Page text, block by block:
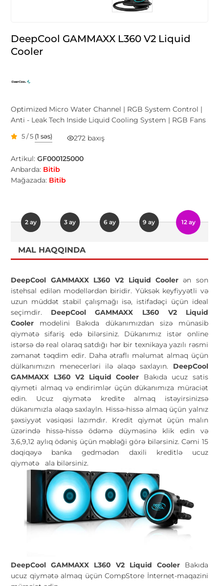
DeepCool GAMMAXX L360 V2 Liquid
Cooler
Optimized Micro Water Channel | RGB System Control |
Anti - Leak Tech Inside Liquid Cooling System | RGB Fans
5 / 5 (1 səs) 272 baxış
Artikul:GF000125000
Anbarda: Bitib
Mağazada: Bitib
2 ay 3 ay 6 ay 9 ay 12 ay
MAL HAQQINDA
DeepCool GAMMAXX L360 V2 Liquid Coolerən son
istehsal edilən modellərdən biridir. Yüksək keyfiyyətli və
uzun müddət stabil çalışmağı isə, istifadəçi üçün ideal
seçimdir. DeepCool GAMMAXX L360 V2 Liquid
Cooler modelini Bakıda dükanımızdan sizə münasib
qiymətə sifariş edə bilərsiniz. Dükanımız istər online
istərsə də real olaraq satdığı hər bir texnikaya yazılı rəsmi
zəmanət təqdim edir. Daha ətraflı məlumat almaq üçün
dülkanımızın menecerləri ilə əlaqə saxlayın. DeepCool
GAMMAXX L360 V2 Liquid Cooler Bakıda ucuz satis
qiymeti almaq və endirimlər üçün dükanımıza müraciət
edin. Ucuz qiymətə kredite almaq istəyirsinizsə
dükanımızla əlaqə saxlayln. Hissə-hissə almaq üçün yalnız
şəxsiyyət vəsiqəsi lazımdır. Kredit qiymət üçün malın
üzərində hissə-hissə ödəmə düyməsinə klik edin və
3,6,9,12 aylıq ödəniş üçün məbləği görə bilərsiniz. Cəmi 15
dəqiqəyə banka gedmədən daxili kreditlə ucuz
qiymətə
ala bilərsiniz.
DeepCool GAMMAXX L360 V2 Liquid CoolerBakıda
ucuz qiymətə almaq üçün CompStore İnternet-maqazini